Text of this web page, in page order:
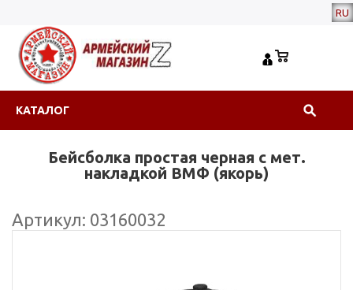
RU
КАТАЛОГ
Бейсболка простая черная с мет.
накладкой ВМФ (якорь)
Артикул: 03160032